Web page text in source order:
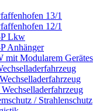
13/1
12/1
Lkw
Anhänger
Modularem
/ Strahlenschutz